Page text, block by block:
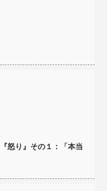
怒り』その１：「本当